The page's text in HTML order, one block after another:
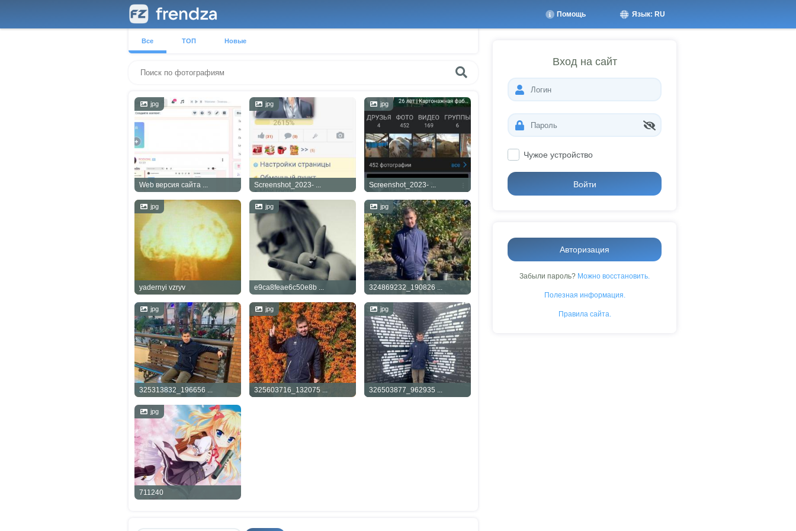
Язык: RU
Помощь
Все ТОП Новые
jpg
Web версия сайта ...
jpg
Screenshot_2023- ...
jpg
Screenshot_2023- ...
jpg
yadernyi vzryv
jpg
e9ca8feae6c50e8b ...
jpg
324869232_190826 ...
jpg
325313832_196656 ...
jpg
325603716_132075 ...
jpg
326503877_962935 ...
jpg
711240
Вход на сайт
Чужое устройство
Войти
Авторизация
Забыли пароль? Можно восстановить.
Полезная информация.
Правила сайта.